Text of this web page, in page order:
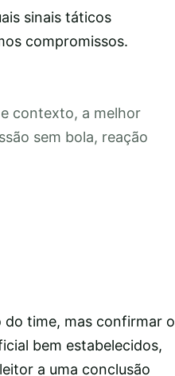
sinais táticos
compromissos.
contexto, a melhor
sem bola, reação
do time, mas confirmar o
bem estabelecidos,
a uma conclusão